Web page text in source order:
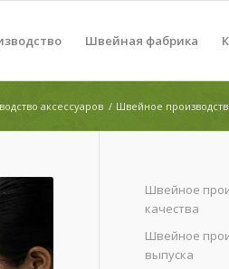
Швейная фабрика
аксессуаров / Швейное
Швейное
качества
Швейное
выпуска